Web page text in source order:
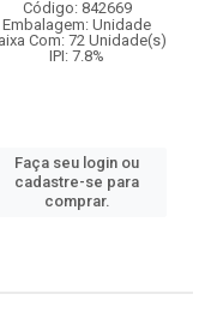
Código: 842669
Embalagem: Unidade
Com: 72 Unidade(s)
IPI: 7.8%
Faça seu login ou
cadastre-se para
comprar.